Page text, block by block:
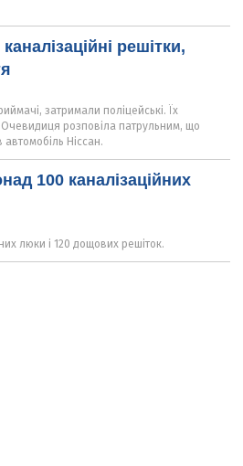
решітки,
затримали поліцейські. Їх
розповіла патрульним, що
Ніссан.
100 каналізаційних
люки і 120 дощових решіток.